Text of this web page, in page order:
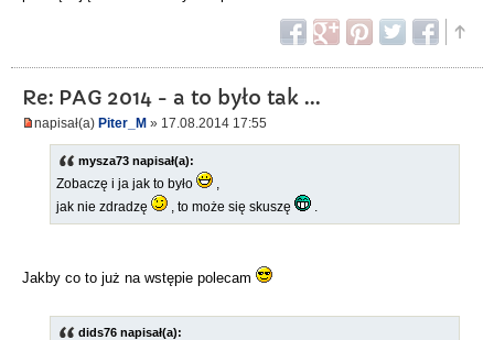
Re: PAG 2014 - a to było tak ...
napisał(a) Piter_M » 17.08.2014 17:55
mysza73 napisał(a):
Zobaczę i ja jak to było
jak nie zdradzę
, to może się skuszę
Jakby co to już na wstępie polecam
dids76 napisał(a):